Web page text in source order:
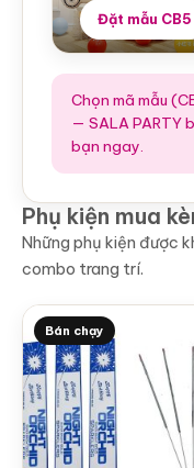
Đặt mẫu CB5
Chọn mã mẫu
— SALA PARTY
bạn ngay.
Phụ kiện mua
Những phụ kiện được
combo trang trí.
Bán chạy